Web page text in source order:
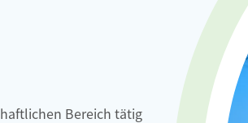
Bereich tätig